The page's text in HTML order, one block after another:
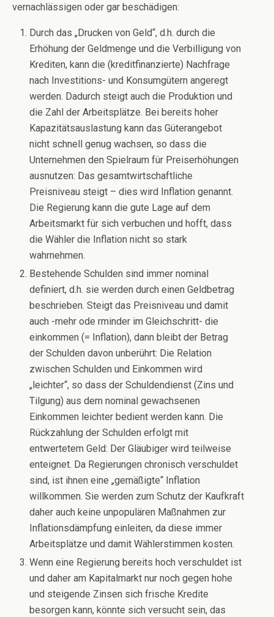
vernachlässigen oder gar beschädigen:
Durch das „Drucken von Geld“, d.h. durch die
Erhöhung der Geldmenge und die Verbilligung von
Krediten, kann die (kreditfinanzierte) Nachfrage
nach Investitions- und Konsumgütern angeregt
werden. Dadurch steigt auch die Produktion und
die Zahl der Arbeitsplätze. Bei bereits hoher
Kapazitätsauslastung kann das Güterangebot
nicht schnell genug wachsen, so dass die
Unternehmen den Spielraum für Preiserhöhungen
ausnutzen: Das gesamtwirtschaftliche
Preisniveau steigt – dies wird Inflation genannt.
Die Regierung kann die gute Lage auf dem
Arbeitsmarkt für sich verbuchen und hofft, dass
die Wähler die Inflation nicht so stark
wahrnehmen.
Bestehende Schulden sind immer nominal
definiert, d.h. sie werden durch einen Geldbetrag
beschrieben. Steigt das Preisniveau und damit
auch -mehr ode rminder im Gleichschritt- die
einkommen (= Inflation), dann bleibt der Betrag
der Schulden davon unberührt: Die Relation
zwischen Schulden und Einkommen wird
„leichter“, so dass der Schuldendienst (Zins und
Tilgung) aus dem nominal gewachsenen
Einkommen leichter bedient werden kann. Die
Rückzahlung der Schulden erfolgt mit
entwertetem Geld: Der Gläubiger wird teilweise
enteignet. Da Regierungen chronisch verschuldet
sind, ist ihnen eine „gemäßigte“ Inflation
willkommen. Sie werden zum Schutz der Kaufkraft
daher auch keine unpopulären Maßnahmen zur
Inflationsdämpfung einleiten, da diese immer
Arbeitsplätze und damit Wählerstimmen kosten.
Wenn eine Regierung bereits hoch verschuldet ist
und daher am Kapitalmarkt nur noch gegen hohe
und steigende Zinsen sich frische Kredite
besorgen kann, könnte sich versucht sein, das